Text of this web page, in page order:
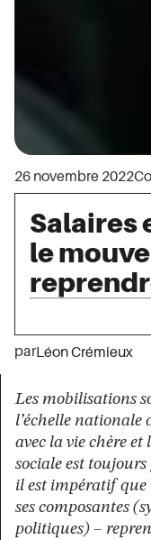
26 novembre 2022
Salaires
le
parLéon Crémieux
Les mobilisations
l’échelle nationale
avec la vie chère
sociale est
il est impératif que
ses composantes
politiques) –